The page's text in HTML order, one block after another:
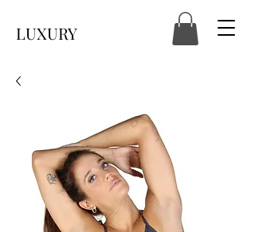
LUXURY